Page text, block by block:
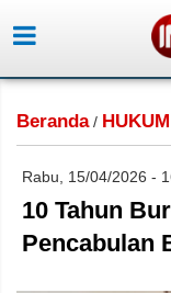
Beranda/ HUKUM
Rabu, 15/04/2026 -
10 Tahun
Pencabulan